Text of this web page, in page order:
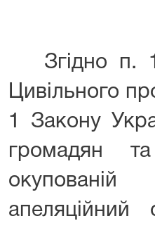
Згідно п.
Цивільного
1 Закону
громадян
окупованій
апеляційний